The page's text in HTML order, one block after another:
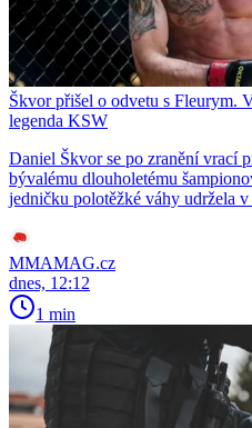
Škvor přišel o odvetu s Fleurym.
legenda KSW
Daniel Škvor se po zranění vrací
bývalému dlouholetému
jedničku polotěžké váhy udržela v
MMAMAG.cz
dnes, 12:12
1 min